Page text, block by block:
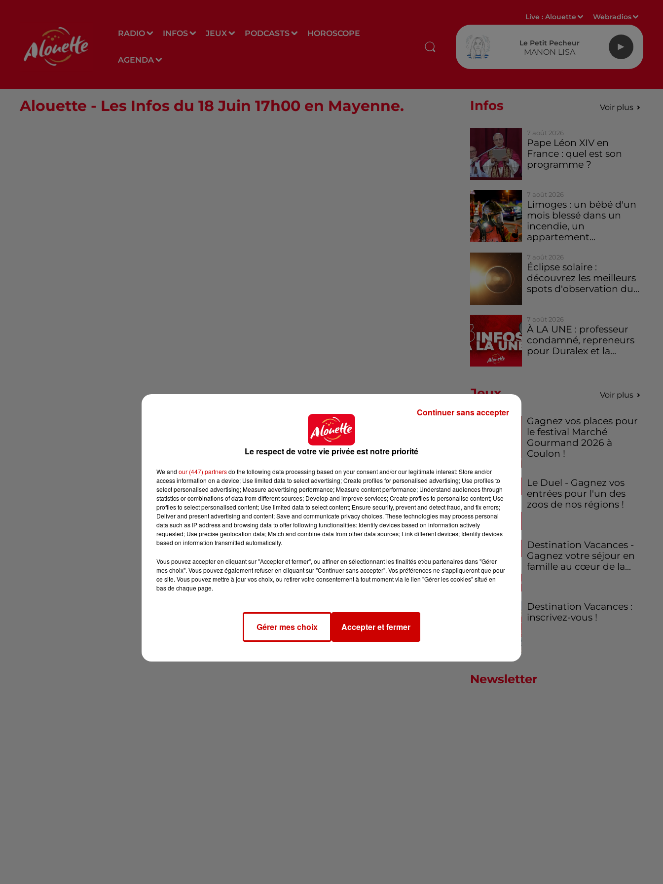
RADIO INFOS JEUX PODCASTS HOROSCOPE
AGENDA
Live :Alouette Webradios
Le Petit Pecheur
MANON LISA
Alouette - Les Infos du 18 Juin 17h00 en Mayenne. Infos Voir plus
7 août 2026
Pape Léon XIV en
France : quel est son
programme ?
7 août 2026
Limoges : un bébé d'un
mois blessé dans un
incendie, un
appartement...
7 août 2026
Éclipse solaire :
découvrez les meilleurs
spots d'observation du...
7 août 2026
À LA UNE : professeur
condamné, repreneurs
pour Duralex et la...
Jeux Voir plus
Gagnez vos places pour
le festival Marché
Gourmand 2026 à
Coulon !
Le Duel - Gagnez vos
entrées pour l'un des
zoos de nos régions !
Destination Vacances -
Gagnez votre séjour en
famille au cœur de la...
Destination Vacances :
inscrivez-vous !
Newsletter
Le respect de votre vie privée est notre priorité
We and our (447) partnersdo the following data processing based on your consent and/or our legitimate interest: Store and/or
access information on a device; Use limited data to select advertising; Create profiles for personalised advertising; Use profiles to
select personalised advertising; Measure advertising performance; Measure content performance; Understand audiences through
statistics or combinations of data from different sources; Develop and improve services; Create profiles to personalise content; Use
profiles to select personalised content; Use limited data to select content; Ensure security, prevent and detect fraud, and fix errors;
Deliver and present advertising and content; Save and communicate privacy choices. These technologies may process personal
data such as IP address and browsing data to offer following functionalities: Identify devices based on information actively
requested; Use precise geolocation data; Match and combine data from other data sources; Link different devices; Identify devices
based on information transmitted automatically.
Vous pouvez accepter en cliquant sur "Accepter et fermer", ou affiner en sélectionnant les finalités et/ou partenaires dans "Gérer
mes choix". Vous pouvez également refuser en cliquant sur "Continuer sans accepter". Vos préférences ne s'appliqueront que pour
ce site. Vous pouvez mettre à jour vos choix, ou retirer votre consentement à tout moment via le lien "Gérer les cookies" situé en
bas de chaque page.
Gérer mes choix Accepter et fermer
Continuer sans accepter